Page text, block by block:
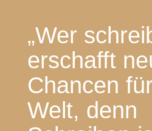
„Wer
erschafft
Chancen
Welt, denn